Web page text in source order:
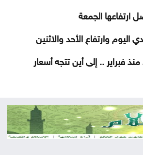
ارتفاعها الجمعة
وارتفاع الأحد والاثنين
فبراير .. إلى أين تتجه أسعار
.. هل أصبحت الشهادة الجامعية